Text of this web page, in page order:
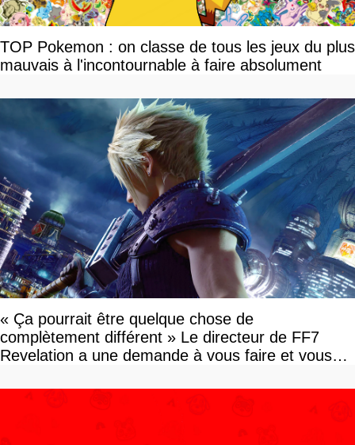
TOP Pokemon : on classe de tous les jeux du plus
mauvais à l'incontournable à faire absolument
« Ça pourrait être quelque chose de
complètement différent » Le directeur de FF7
Revelation a une demande à vous faire et vous